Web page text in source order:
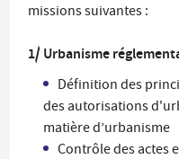
missions suivantes :
1/ Urbanisme
Définition des
des autorisations
matière d’urbanisme
Contrôle des actes